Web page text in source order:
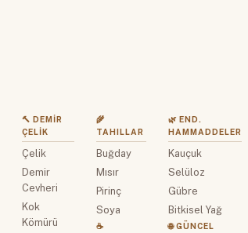
🔨 DEMIR
ÇELIK
Çelik
Demir
Cevheri
Kok
Kömürü
🌾
TAHILLAR
Buğday
Mısır
Pirinç
Soya
☕
🌿 END.
HAMMADDELER
Kauçuk
Selüloz
Gübre
Bitkisel Yağ
🌐 GÜNCEL